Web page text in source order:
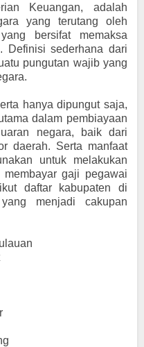
Keuangan, adalah
yang terutang oleh
bersifat memaksa
Definisi sederhana dari
pungutan wajib yang
hanya dipungut saja,
dalam pembiayaan
negara, baik dari
daerah. Serta manfaat
untuk melakukan
gaji pegawai
daftar kabupaten di
menjadi cakupan